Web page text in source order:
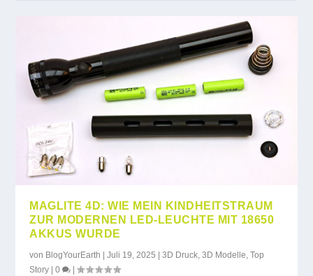
MAGLITE 4D: WIE MEIN KINDHEITSTRAUM
ZUR MODERNEN LED-LEUCHTE MIT 18650
AKKUS WURDE
von BlogYourEarth |Juli 19, 2025 |3D Druck,3D Modelle,Top
Story |0 |